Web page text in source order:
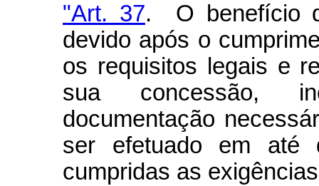
"Art. 37. O benefício
devido após o
os requisitos legais e
sua concessão,
documentação
ser efetuado em até
cumpridas as